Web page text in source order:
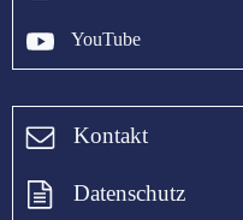
YouTube
Kontakt
Datenschutz